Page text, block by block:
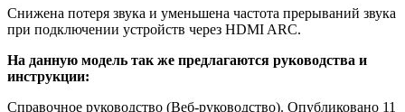
Снижена потеря звука и уменьшена частота прерываний звука
при подключении устройств через HDMI ARC.
На данную модель так же предлагаются руководства и
инструкции:
Справочное руководство (Веб-руководство). Опубликовано 11